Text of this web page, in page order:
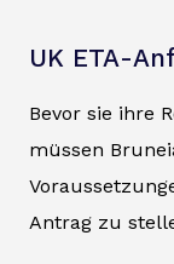
UK ETA-
Bevor sie ihre
müssen
Antrag zu